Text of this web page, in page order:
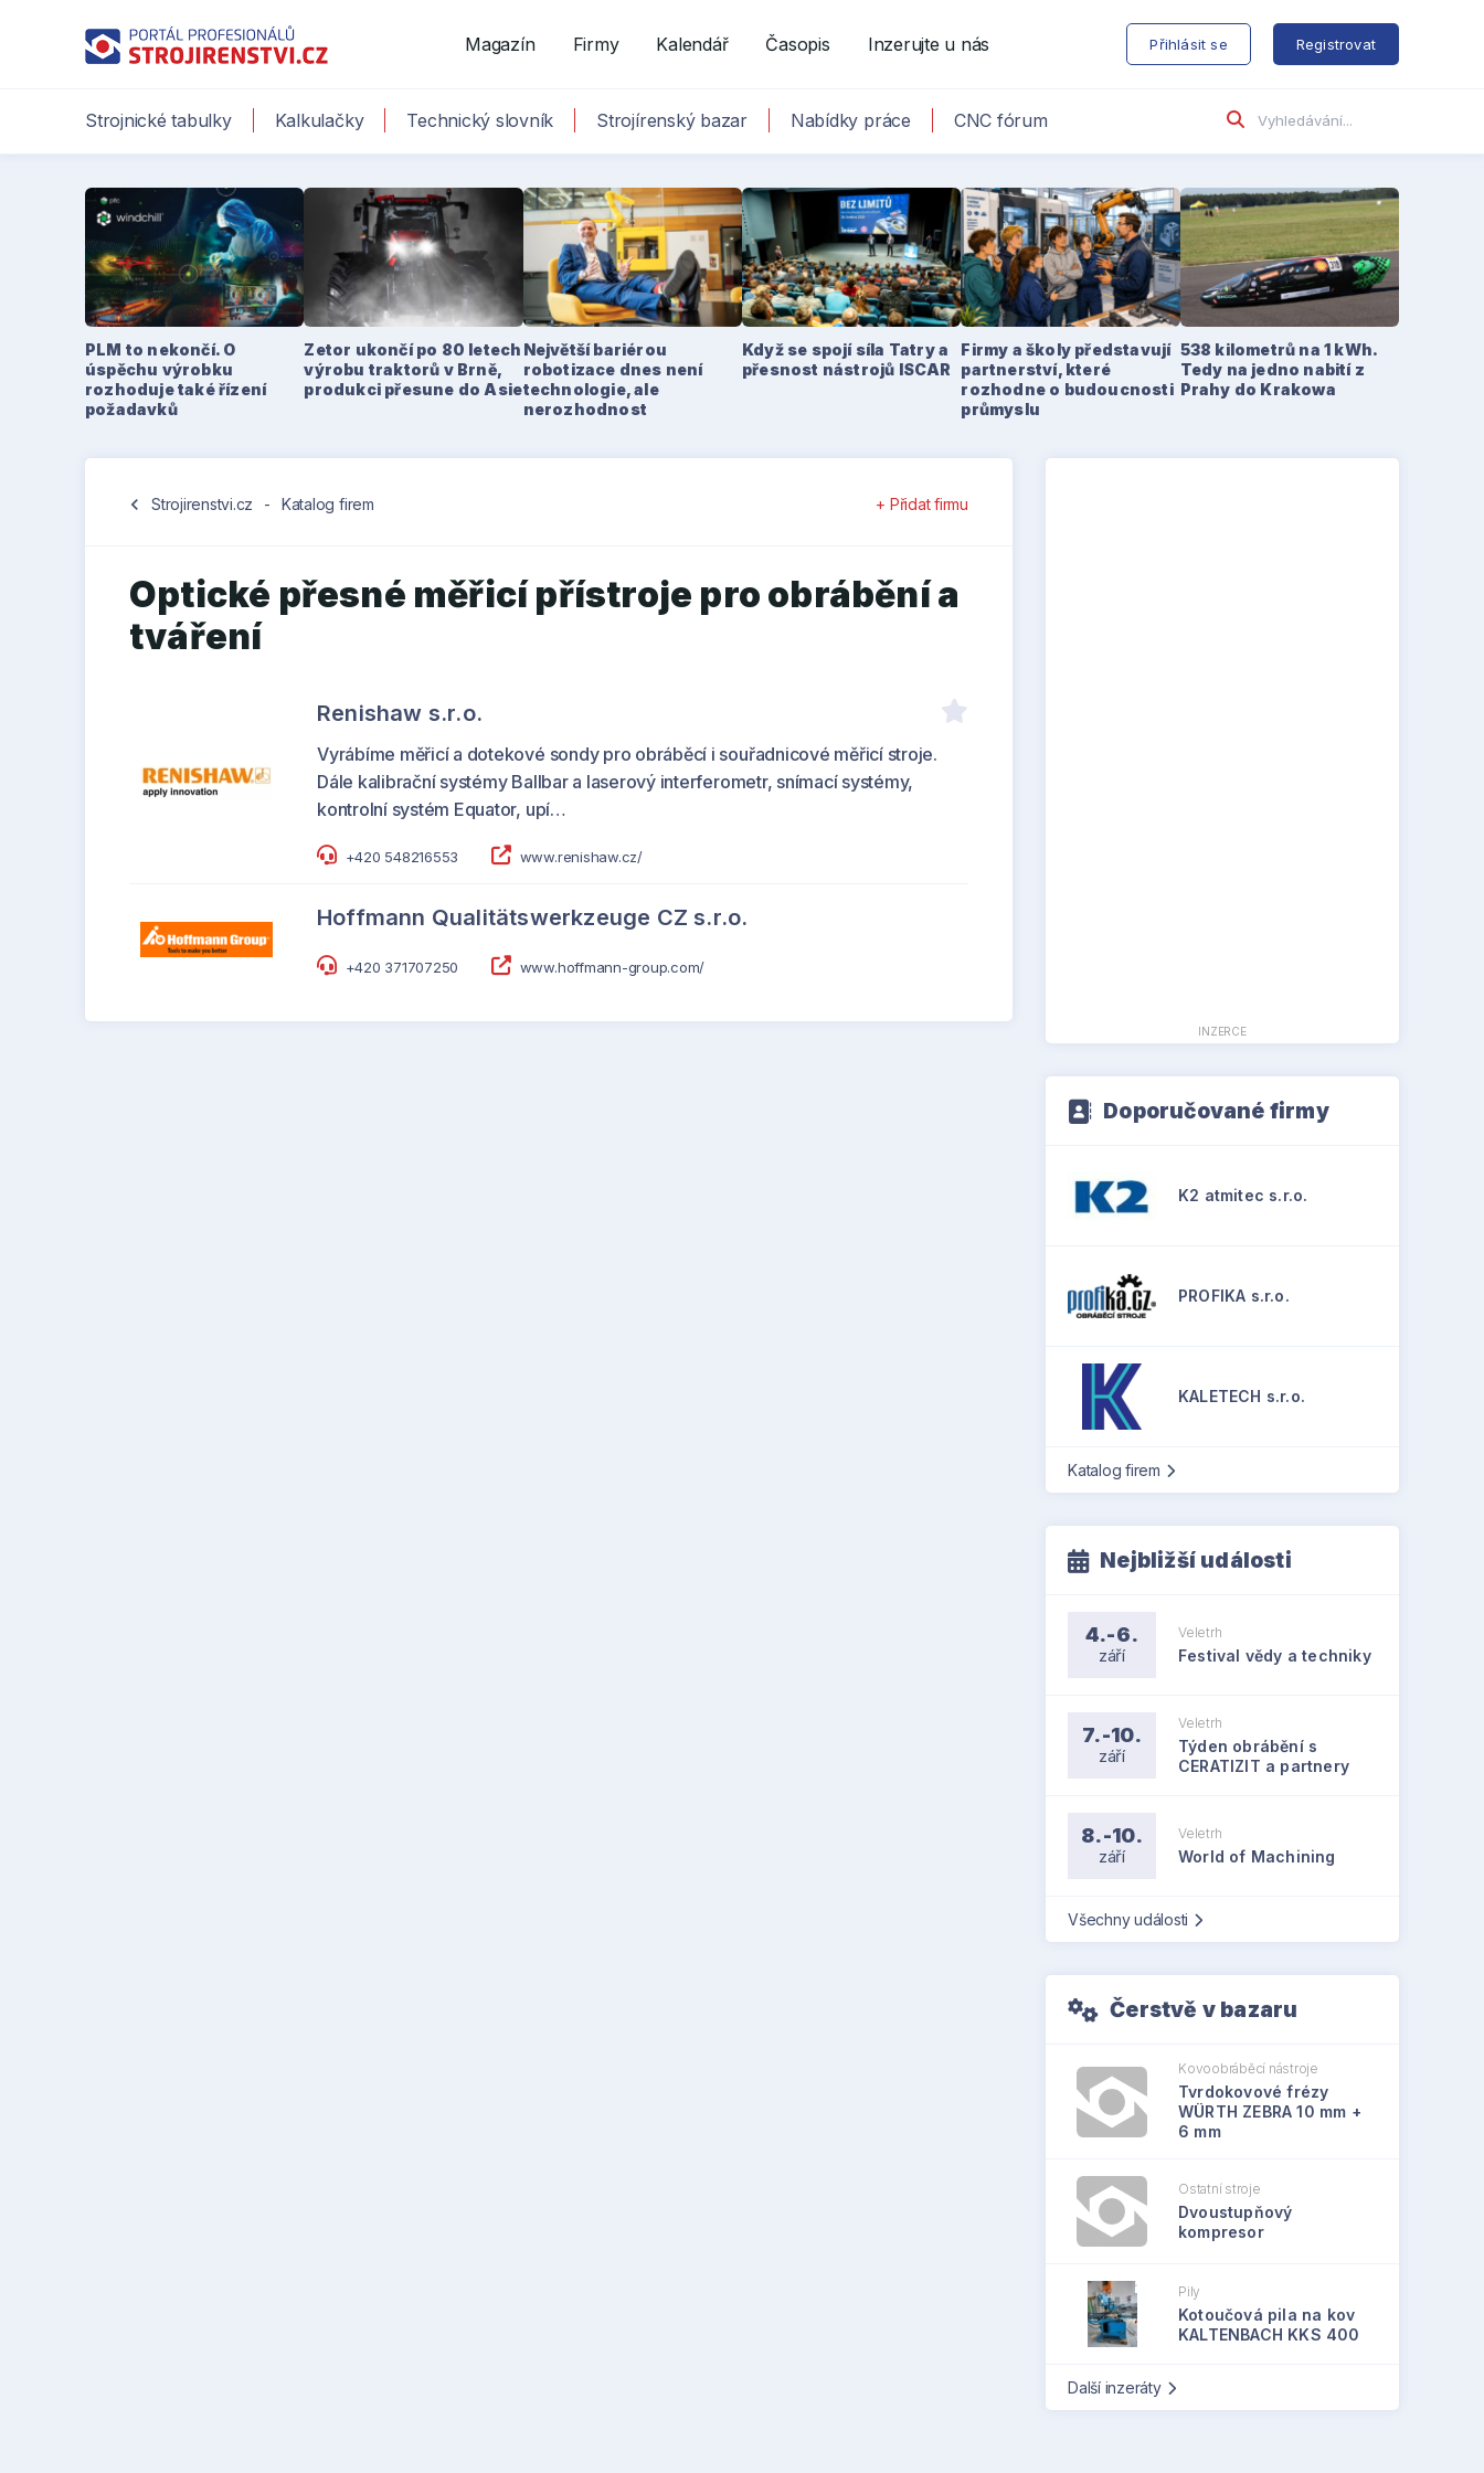
Magazín Firmy Kalendář Časopis Inzerujte u nás Přihlásit se Registrovat
Strojnické tabulky Kalkulačky Technický slovník Strojírenský bazar Nabídky práce CNC fórum
PLM to nekončí. O
úspěchu výrobku
rozhoduje také řízení
požadavků
Zetor ukončí po 80 letech
výrobu traktorů v Brně,
produkci přesune do Asie
Největší bariérou
robotizace dnes není
technologie, ale
nerozhodnost
Když se spojí síla Tatry a
přesnost nástrojů ISCAR
Firmy a školy představují
partnerství, které
rozhodne o budoucnosti
průmyslu
538 kilometrů na 1 kWh.
Tedy na jedno nabití z
Prahy do Krakowa
chevron_left Strojirenstvi.cz - Katalog firem + Přidat firmu
Optické přesné měřicí přístroje pro obrábění a
tváření
Renishaw s.r.o.
Vyrábíme měřicí a dotekové sondy pro obráběcí i souřadnicové měřicí stroje.
Dále kalibrační systémy Ballbar a laserový interferometr, snímací systémy,
kontrolní systém Equator, upí…
+420 548216553 www.renishaw.cz/
Hoffmann Qualitätswerkzeuge CZ s.r.o.
+420 371707250 www.hoffmann-group.com/
INZERCE
Doporučované firmy
K2 atmitec s.r.o.
PROFIKA s.r.o.
KALETECH s.r.o.
Katalog firem
Nejbližší události
4.-6.
září
Veletrh
Festival vědy a techniky
7.-10.
září
Veletrh
Týden obrábění s
CERATIZIT a partnery
8.-10.
září
Veletrh
World of Machining
Všechny události
Čerstvě v bazaru
Kovoobráběcí nástroje
Tvrdokovové frézy
WÜRTH ZEBRA 10 mm +
6 mm
Ostatní stroje
Dvoustupňový
kompresor
Pily
Kotoučová pila na kov
KALTENBACH KKS 400
Další inzeráty